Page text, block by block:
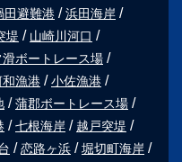
田避難港
浜田海岸
堤
山崎川河口
滑ボートレース場
和漁港
小佐漁港
蒲郡ボートレース場
七根海岸
越戸突堤
恋路ヶ浜 堀切町海岸